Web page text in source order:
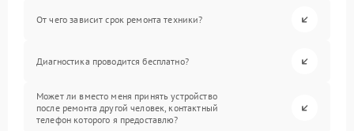
От чего зависит срок ремонта техники?
Диагностика проводится бесплатно?
Может ли вместо меня принять устройство
после ремонта другой человек, контактный
телефон которого я предоставлю?